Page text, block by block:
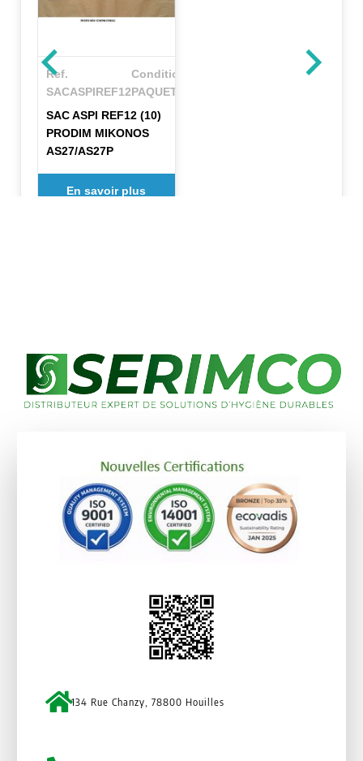
Ref.
SACASPIREF12
Conditionnement
PAQUET(S)
SAC ASPI REF12 (10)
PRODIM MIKONOS
AS27/AS27P
En savoir plus
134 Rue Chanzy, 78800 Houilles